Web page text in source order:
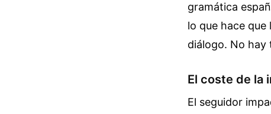
gramática
lo que hace
diálogo. No hay
El coste de la
El seguidor